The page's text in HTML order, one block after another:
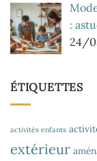
:
24/
ÉTIQUETTES
activités enfants
extérieur